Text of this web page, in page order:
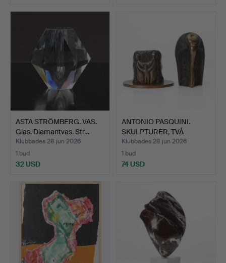
ASTA STRÖMBERG. VAS.
Glas. Diamantvas. Str…
Klubbades 28 jun 2026
1 bud
32 USD
ANTONIO PASQUINI.
SKULPTURER, TVÅ
ST.Patin…
Klubbades 28 jun 2026
1 bud
74 USD